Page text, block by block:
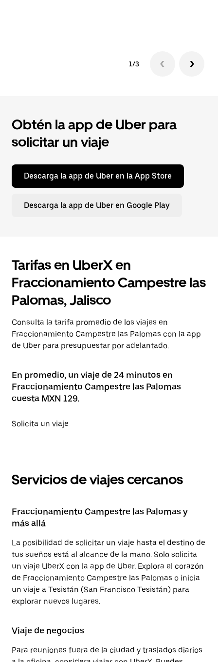
1/3
Obtén la app de Uber para
solicitar un viaje
Descarga la app de Uber en la App Store
Descarga la app de Uber en Google Play
Tarifas en UberX en
Fraccionamiento Campestre las
Palomas, Jalisco
Consulta la tarifa promedio de los viajes en
Fraccionamiento Campestre las Palomas con la app
de Uber para presupuestar por adelantado.
En promedio, un viaje de 24 minutos en
Fraccionamiento Campestre las Palomas
cuesta MXN 129.
Solicita un viaje
Servicios de viajes cercanos
Fraccionamiento Campestre las Palomas y
más allá
La posibilidad de solicitar un viaje hasta el destino de
tus sueños está al alcance de la mano. Solo solicita
un viaje UberX con la app de Uber. Explora el corazón
de Fraccionamiento Campestre las Palomas o inicia
un viaje a Tesistán (San Francisco Tesistán) para
explorar nuevos lugares.
Viaje de negocios
Para reuniones fuera de la ciudad y traslados diarios